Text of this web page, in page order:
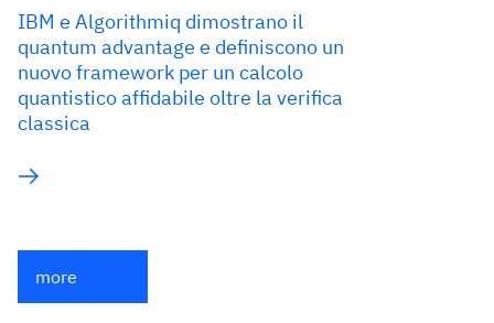
IBM e Algorithmiq dimostrano il
quantum advantage e definiscono un
nuovo framework per un calcolo
quantistico affidabile oltre la verifica
classica
more